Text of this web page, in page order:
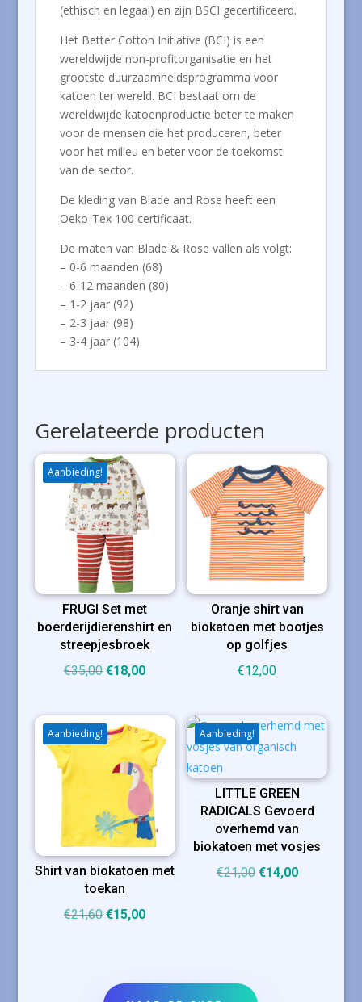
(ethisch en legaal) en zijn BSCI gecertificeerd.
Het Better Cotton Initiative (BCI) is een
wereldwijde non-profitorganisatie en het
grootste duurzaamheidsprogramma voor
katoen ter wereld. BCI bestaat om de
wereldwijde katoenproductie beter te maken
voor de mensen die het produceren, beter
voor het milieu en beter voor de toekomst
van de sector.
De kleding van Blade and Rose heeft een
Oeko-Tex 100 certificaat.
De maten van Blade & Rose vallen als volgt:
– 0-6 maanden (68)
– 6-12 maanden (80)
– 1-2 jaar (92)
– 2-3 jaar (98)
– 3-4 jaar (104)
Gerelateerde producten
Aanbieding!
FRUGI Set met
boerderijdierenshirt en
streepjesbroek
€35,00 Oorspronkelijke
was:
€35,00.
€18,00Huidige
is:
€18,00.
Oranje shirt van
biokatoen met bootjes
op golfjes
€12,00
Aanbieding!
Shirt van biokatoen met
toekan
€21,60 Oorspronkelijke
€15,00Huidige
Aanbieding!
LITTLE GREEN
RADICALS Gevoerd
overhemd van
biokatoen met vosjes
€21,00 Oorspronkelijke
€14,00Huidige